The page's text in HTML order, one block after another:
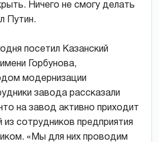
Ничего не смогу делать
Путин.
посетил Казанский
Горбунова,
модернизации
завода рассказали
на завод активно приходит
сотрудников предприятия
«Мы для них проводим